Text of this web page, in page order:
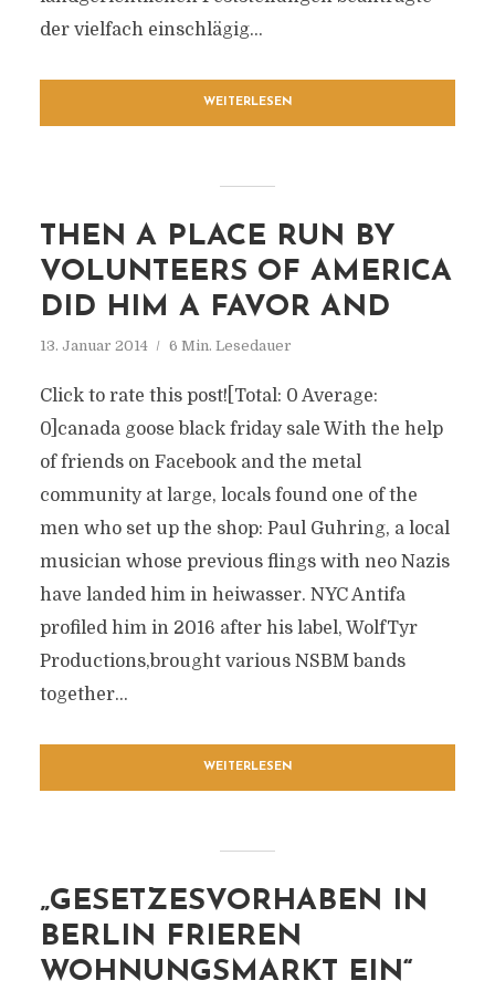
der vielfach einschlägig...
WEITERLESEN
THEN A PLACE RUN BY
VOLUNTEERS OF AMERICA
DID HIM A FAVOR AND
13. Januar 2014 6 Min. Lesedauer
Click to rate this post![Total: 0 Average:
0]canada goose black friday sale With the help
of friends on Facebook and the metal
community at large, locals found one of the
men who set up the shop: Paul Guhring, a local
musician whose previous flings with neo Nazis
have landed him in heiwasser. NYC Antifa
profiled him in 2016 after his label, WolfTyr
Productions,brought various NSBM bands
together...
WEITERLESEN
„GESETZESVORHABEN IN
BERLIN FRIEREN
WOHNUNGSMARKT EIN“